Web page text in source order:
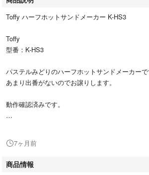
Toffy ハーフホットサンドメーカー K-HS3
Toffy
型番：K-HS3
パステルみどりのハーフホットサンドメーカーで
あまり出番がないのでお譲りします。
動作確認済みです。
からご確認下さい。
最後の写真は、あんバターサンドを作った時の
7ヶ月前
商品情報